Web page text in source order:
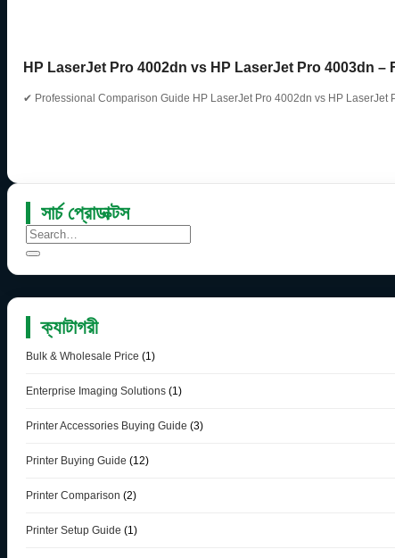
HP LaserJet Pro 4002dn vs HP LaserJet Pro 4003dn
✔ Professional Comparison Guide HP LaserJet Pro 4002dn vs HP LaserJet
সার্চ প্রোডাক্টস
ক্যাটাগরী
Bulk & Wholesale Price (1)
Enterprise Imaging Solutions (1)
Printer Accessories Buying Guide (3)
Printer Buying Guide (12)
Printer Comparison (2)
Printer Setup Guide (1)